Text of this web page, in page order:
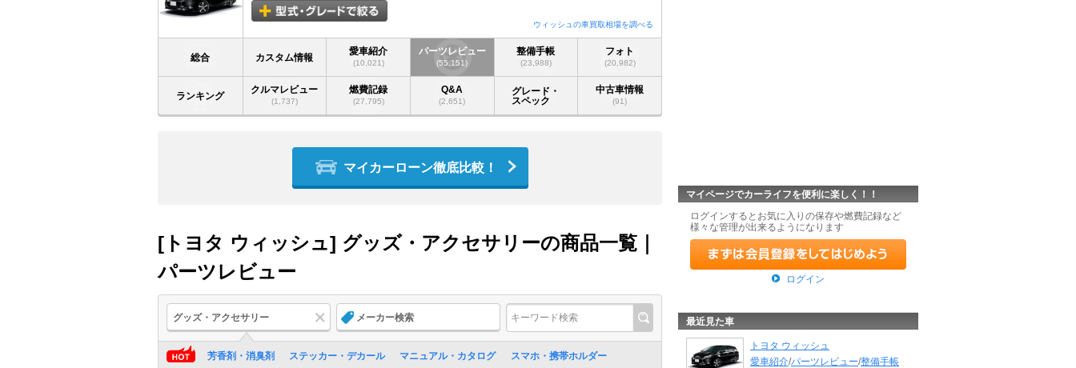
ウィッシュの車買取相場を調べる
総合 カスタム情報
愛車紹介
(10,021)
パーツレビュー
(55,151)
整備手帳
(23,988)
フォト
(20,982)
ランキング
クルマレビュー
(1,737)
燃費記録
(27,795)
Q&A
(2,651)
グレード・
スペック
中古車情報
(91)
マイカーローン徹底比較！
[トヨタ ウィッシュ] グッズ・アクセサリーの商品一覧｜
パーツレビュー
グッズ・アクセサリー メーカー検索
芳香剤・消臭剤 ステッカー・デカール マニュアル・カタログ スマホ・携帯ホルダー
マイページでカーライフを便利に楽しく！！
ログインするとお気に入りの保存や燃費記録など
様々な管理が出来るようになります
ログイン
最近見た車
トヨタ ウィッシュ
愛車紹介/パーツレビュー/整備手帳